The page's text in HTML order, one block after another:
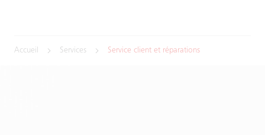
Accueil Services Service client et réparations